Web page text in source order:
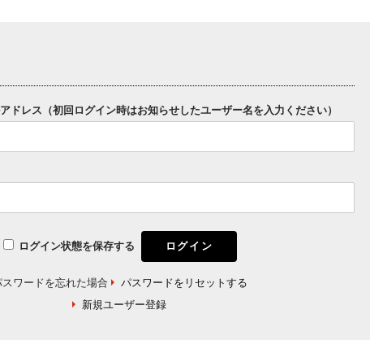
ドレス（初回ログイン時はお知らせしたユーザー名を入力ください）
ログイン状態を保存する
スワードを忘れた場合
パスワードをリセットする
新規ユーザー登録